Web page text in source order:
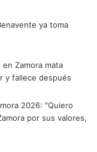
ya toma
Zamora mata
y fallece después
2026: "Quiero
por sus valores,